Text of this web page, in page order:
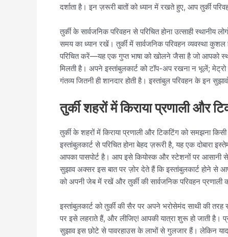
दर्शाता है। इन ज़रूरी बातों को ध्यान में रखते हुए, आप तुर्की
तुर्की के सार्वजनिक परिवहन से परिचित होना उत्साही
समय का ध्यान रखें। तुर्की में सार्वजनिक परिवहन व्यवस्था
परिचित करें—यह एक गुप्त भाषा को खोलने जैसा है जो आपको
मिलती है। अपने इस्तांबुलकार्ट को टॉप-अप रखना न भूलें;
गंतव्य जितनी ही शानदार होती है। इस्तांबुल परिवहन के इन
तुर्की शहरों में किराया प्रणाली और
तुर्की के शहरों में किराया प्रणाली और टिकटिंग को समझना
इस्तांबुलकार्ट से परिचित होना बेहद ज़रूरी है, यह एक दोबारा
आपका पासपोर्ट है। आप इसे कियोस्क और स्टेशनों पर आसानी से
सुझाव अक्सर इस बात पर ज़ोर देते हैं कि इस्तांबुलकार्ट होने से
को अपनी जेब में रखें और तुर्की की सार्वजनिक परिवहन
इस्तांबुलकार्ट को तुर्की की सैर पर अपने भरोसेमंद साथी की
पर इसे लहराते हैं, और लीजिए! आपकी यात्रा शुरू हो जाती है।
सुझाव इस छोटे से पावरहाउस के लाभों से गुलजार हैं। लेकिन